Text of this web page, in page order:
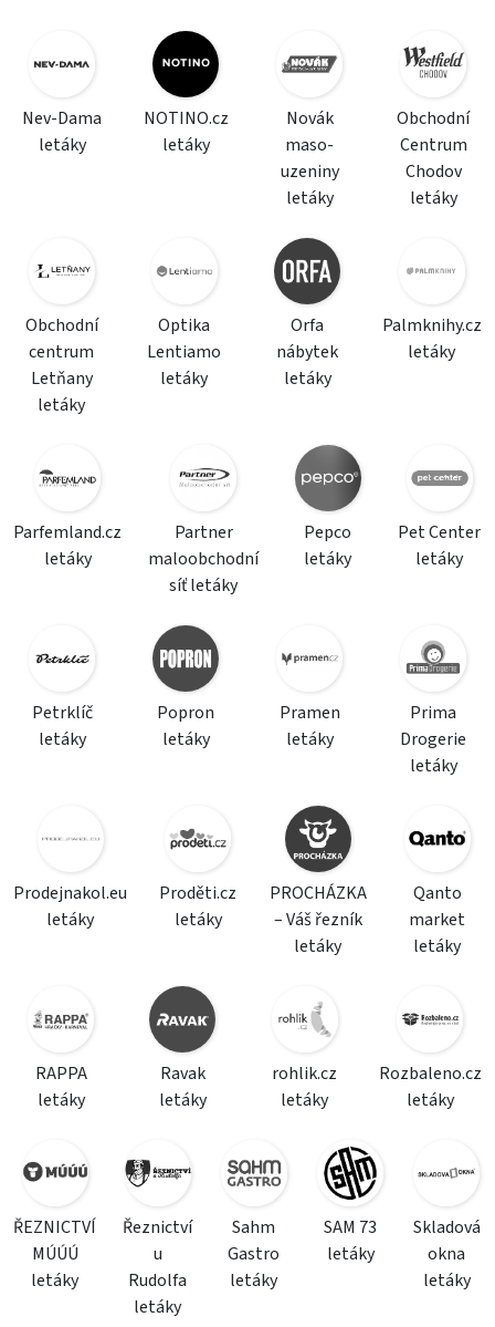
Nev-Dama
letáky
NOTINO.cz
letáky
Novák
maso-
uzeniny
letáky
Obchodní
Centrum
Chodov
letáky
Obchodní
centrum
Letňany
letáky
Optika
Lentiamo
letáky
Orfa
nábytek
letáky
Palmknihy.cz
letáky
Parfemland.cz
letáky
Partner
maloobchodní
síť letáky
Pepco
letáky
Pet Center
letáky
Petrklíč
letáky
Popron
letáky
Pramen
letáky
Prima
Drogerie
letáky
Prodejnakol.eu
letáky
Proděti.cz
letáky
PROCHÁZKA
– Váš řezník
letáky
Qanto
market
letáky
RAPPA
letáky
Ravak
letáky
rohlik.cz
letáky
Rozbaleno.cz
letáky
ŘEZNICTVÍ
MÚÚÚ
letáky
Řeznictví
u
Rudolfa
letáky
Sahm
Gastro
letáky
SAM 73
letáky
Skladová
okna
letáky